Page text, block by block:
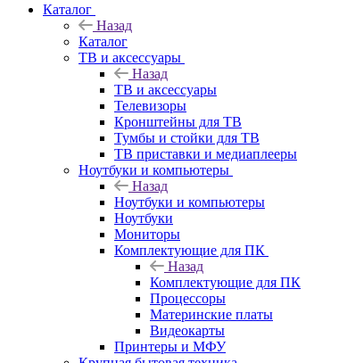
Каталог
Назад
Каталог
ТВ и аксессуары
Назад
ТВ и аксессуары
Телевизоры
Кронштейны для ТВ
Тумбы и стойки для ТВ
ТВ приставки и медиаплееры
Ноутбуки и компьютеры
Назад
Ноутбуки и компьютеры
Ноутбуки
Мониторы
Комплектующие для ПК
Назад
Комплектующие для ПК
Процессоры
Материнские платы
Видеокарты
Принтеры и МФУ